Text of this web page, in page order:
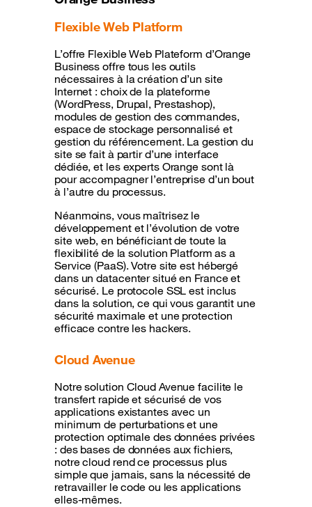
Flexible Web Platform
L’offre Flexible Web Plateform d’Orange
Business offre tous les outils
nécessaires à la création d’un site
Internet : choix de la plateforme
(WordPress, Drupal, Prestashop),
modules de gestion des commandes,
espace de stockage personnalisé et
gestion du référencement. La gestion du
site se fait à partir d’une interface
dédiée, et les experts Orange sont là
pour accompagner l’entreprise d’un bout
à l’autre du processus.
Néanmoins, vous maîtrisez le
développement et l’évolution de votre
site web, en bénéficiant de toute la
flexibilité de la solution Platform as a
Service (PaaS). Votre site est hébergé
dans un datacenter situé en France et
sécurisé. Le protocole SSL est inclus
dans la solution, ce qui vous garantit une
sécurité maximale et une protection
efficace contre les hackers.
Cloud Avenue
Notre solution Cloud Avenue facilite le
transfert rapide et sécurisé de vos
applications existantes avec un
minimum de perturbations et une
protection optimale des données privées
: des bases de données aux fichiers,
notre cloud rend ce processus plus
simple que jamais, sans la nécessité de
retravailler le code ou les applications
elles-mêmes.